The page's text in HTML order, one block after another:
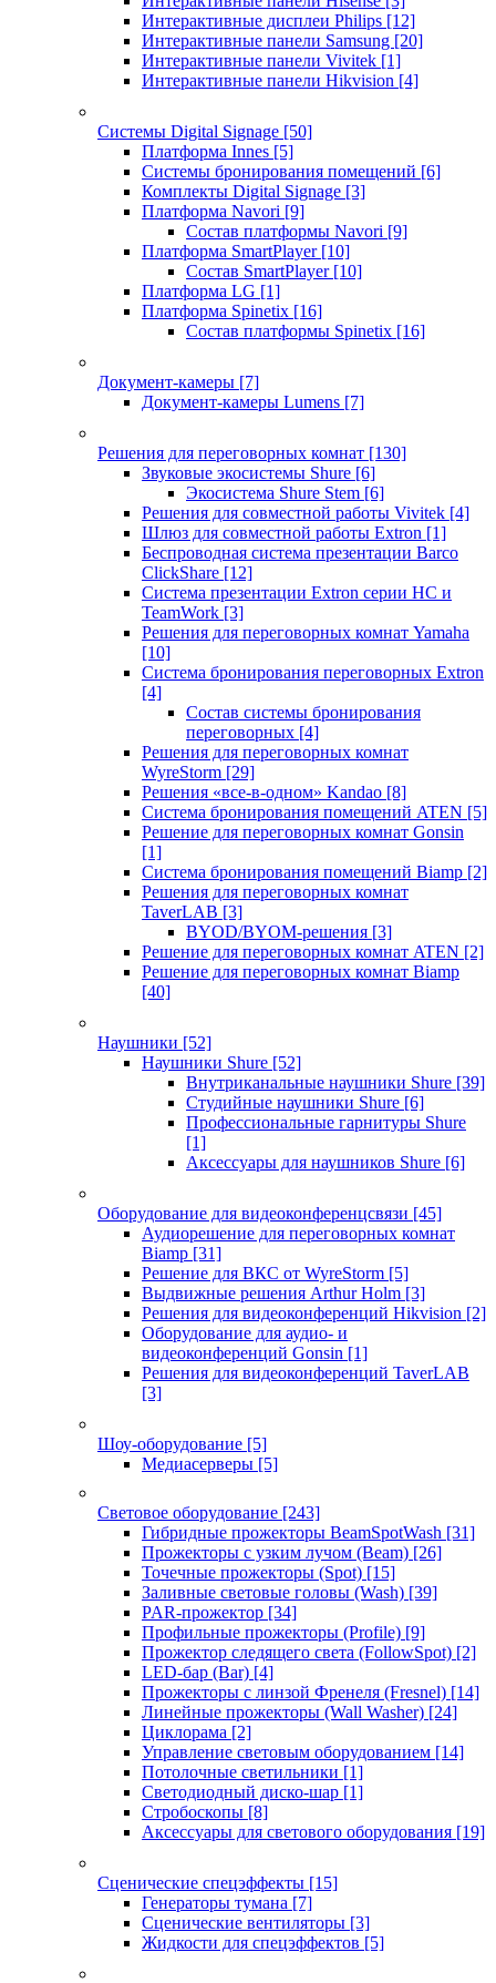
Интерактивные дисплеи Philips [12]
Интерактивные панели Samsung [20]
Интерактивные панели Vivitek [1]
Интерактивные панели Hikvision [4]
Системы Digital Signage [50]
Платформа Innes [5]
Системы бронирования помещений [6]
Комплекты Digital Signage [3]
Платформа Navori [9]
Состав платформы Navori [9]
Платформа SmartPlayer [10]
Состав SmartPlayer [10]
Платформа LG [1]
Платформа Spinetix [16]
Состав платформы Spinetix [16]
Документ-камеры [7]
Документ-камеры Lumens [7]
Решения для переговорных комнат [130]
Звуковые экосистемы Shure [6]
Экосистема Shure Stem [6]
Решения для совместной работы Vivitek [4]
Шлюз для совместной работы Extron [1]
Беспроводная система презентации Barco
ClickShare [12]
Система презентации Extron серии HC и
TeamWork [3]
Решения для переговорных комнат Yamaha
[10]
Система бронирования переговорных Extron
[4]
Состав системы бронирования
переговорных [4]
Решения для переговорных комнат
WyreStorm [29]
Решения «все-в-одном» Kandao [8]
Система бронирования помещений ATEN [5]
Решение для переговорных комнат Gonsin
[1]
Система бронирования помещений Biamp [2]
Решения для переговорных комнат
TaverLAB [3]
BYOD/BYOM-решения [3]
Решение для переговорных комнат ATEN [2]
Решение для переговорных комнат Biamp
[40]
Наушники [52]
Наушники Shure [52]
Внутриканальные наушники Shure [39]
Студийные наушники Shure [6]
Профессиональные гарнитуры Shure
[1]
Аксессуары для наушников Shure [6]
Оборудование для видеоконференцсвязи [45]
Аудиорешение для переговорных комнат
Biamp [31]
Решение для ВКС от WyreStorm [5]
Выдвижные решения Arthur Holm [3]
Решения для видеоконференций Hikvision [2]
Оборудование для аудио- и
видеоконференций Gonsin [1]
Решения для видеоконференций TaverLAB
[3]
Шоу-оборудование [5]
Медиасерверы [5]
Световое оборудование [243]
Гибридные прожекторы BeamSpotWash [31]
Прожекторы с узким лучом (Beam) [26]
Точечные прожекторы (Spot) [15]
Заливные световые головы (Wash) [39]
PAR-прожектор [34]
Профильные прожекторы (Profile) [9]
Прожектор следящего света (FollowSpot) [2]
LED-бар (Bar) [4]
Прожекторы с линзой Френеля (Fresnel) [14]
Линейные прожекторы (Wall Washer) [24]
Циклорама [2]
Управление световым оборудованием [14]
Потолочные светильники [1]
Светодиодный диско-шар [1]
Стробоскопы [8]
Аксессуары для светового оборудования [19]
Сценические спецэффекты [15]
Генераторы тумана [7]
Сценические вентиляторы [3]
Жидкости для спецэффектов [5]